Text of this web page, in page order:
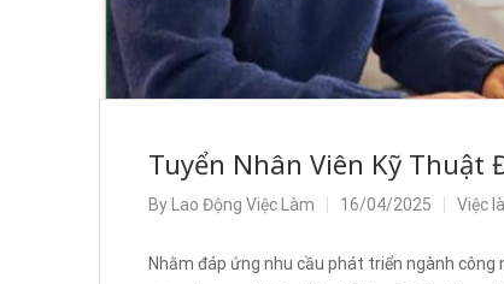
Tuyển Nhân Viên Kỹ Thuật
By Lao Động Việc Làm 16/04/2025 Việc
Nhằm đáp ứng nhu cầu phát triển ngành